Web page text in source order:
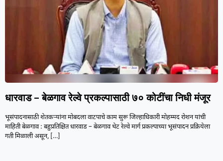
धारवाड – बेळगाव रेल्वे प्रकल्पासाठी ७० कोटींचा निधी मंजूर
भूसंपादनासाठी शेतकऱ्यांना मोबदला वाटपाचे काम सुरू जिल्हाधिकारी मोहम्मद रोशन यांची
माहिती बेळगाव : बहुप्रतिक्षित धारवाड – बेळगाव थेट रेल्वे मार्ग प्रकल्पाच्या भूसंपादन प्रक्रियेला
गती मिळाली असून, […]